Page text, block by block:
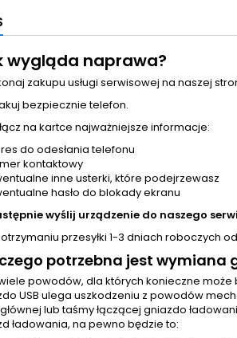
wygląda naprawa?
zakupu usługi serwisowej na naszej
bezpiecznie telefon.
na kartce najważniejsze informacje:
do odesłania telefonu
kontaktowy
inne usterki, które podejrzewasz
hasło do blokady ekranu
wyślij urządzenie do naszego
otrzymaniu przesyłki 1-3 dniach roboczych
potrzebna jest wymiana
powodów, dla których konieczne
USB ulega uszkodzeniu z powodów
głównej lub taśmy łączącej gniazdo
ładowania, na pewno będzie to: